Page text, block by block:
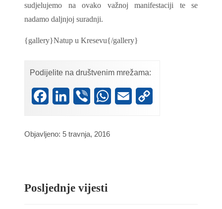
sudjelujemo na ovako važnoj manifestaciji te se
nadamo daljnjoj suradnji.
{gallery}Natup u Kresevu{/gallery}
Podijelite na društvenim mrežama:
FacebookLinkedInViber WhatsApp
Email
Objavljeno: 5 travnja, 2016
Posljednje vijesti